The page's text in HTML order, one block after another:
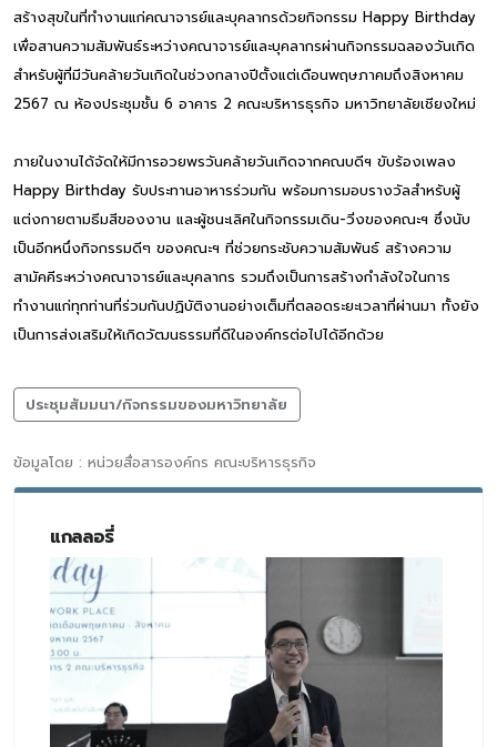
สร้างสุขในที่ทำงานแก่คณาจารย์และบุคลากรด้วยกิจกรรม Happy Birthday
เพื่อสานความสัมพันธ์ระหว่างคณาจารย์และบุคลากรผ่านกิจกรรมฉลองวันเกิด
สำหรับผู้ที่มีวันคล้ายวันเกิดในช่วงกลางปีตั้งแต่เดือนพฤษภาคมถึงสิงหาคม
2567 ณ ห้องประชุมชั้น 6 อาคาร 2 คณะบริหารธุรกิจ มหาวิทยาลัยเชียงใหม่
ภายในงานได้จัดให้มีการอวยพรวันคล้ายวันเกิดจากคณบดีฯ ขับร้องเพลง
Happy Birthday รับประทานอาหารร่วมกัน พร้อมการมอบรางวัลสำหรับผู้
แต่งกายตามธีมสีของงาน และผู้ชนะเลิศในกิจกรรมเดิน-วิ่งของคณะฯ ซึ่งนับ
เป็นอีกหนึ่งกิจกรรมดีๆ ของคณะฯ ที่ช่วยกระชับความสัมพันธ์ สร้างความ
สามัคคีระหว่างคณาจารย์และบุคลากร รวมถึงเป็นการสร้างกำลังใจในการ
ทำงานแก่ทุกท่านที่ร่วมกันปฏิบัติงานอย่างเต็มที่ตลอดระยะเวลาที่ผ่านมา ทั้งยัง
เป็นการส่งเสริมให้เกิดวัฒนธรรมที่ดีในองค์กรต่อไปได้อีกด้วย
ประชุมสัมมนา/กิจกรรมของมหาวิทยาลัย
ข้อมูลโดย : หน่วยสื่อสารองค์กร คณะบริหารธุรกิจ
แกลลอรี่